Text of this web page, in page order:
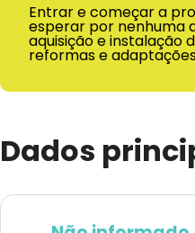
Entrar e começar a
esperar por nenhuma
aquisição e instalação
reformas e
Dados